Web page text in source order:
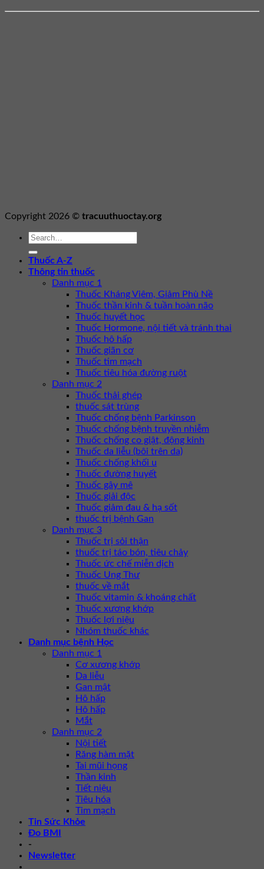
Copyright 2026 © tracuuthuoctay.org
Thuốc A-Z
Thông tin thuốc
Danh mục 1
Thuốc Kháng Viêm, Giảm Phù Nề
Thuốc thần kinh & tuần hoàn não
Thuốc huyết học
Thuốc Hormone, nội tiết và tránh thai
Thuốc hô hấp
Thuốc giãn cơ
Thuốc tim mạch
Thuốc tiêu hóa đường ruột
Danh mục 2
Thuốc thải ghép
thuốc sát trùng
Thuốc chống bệnh Parkinson
Thuốc chống bệnh truyền nhiễm
Thuốc chống co giật, động kinh
Thuốc da liễu (bôi trên da)
Thuốc chống khối u
Thuốc đường huyết
Thuốc gây mê
Thuốc giải độc
Thuốc giảm đau & hạ sốt
thuốc trị bệnh Gan
Danh mục 3
Thuốc trị sỏi thận
thuốc trị táo bón, tiêu chảy
Thuốc ức chế miễn dịch
Thuốc Ung Thư
thuốc về mắt
Thuốc vitamin & khoáng chất
Thuốc xương khớp
Thuốc lợi niệu
Nhóm thuốc khác
Danh mục bệnh Học
Danh mục 1
Cơ xương khớp
Da liễu
Gan mật
Hô hấp
Hô hấp
Mắt
Danh mục 2
Nội tiết
Răng hàm mặt
Tai mũi họng
Thần kinh
Tiết niệu
Tiêu hóa
Tim mạch
Tin Sức Khỏe
Đo BMI
-
Newsletter